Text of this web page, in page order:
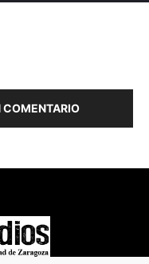
COMENTARIO